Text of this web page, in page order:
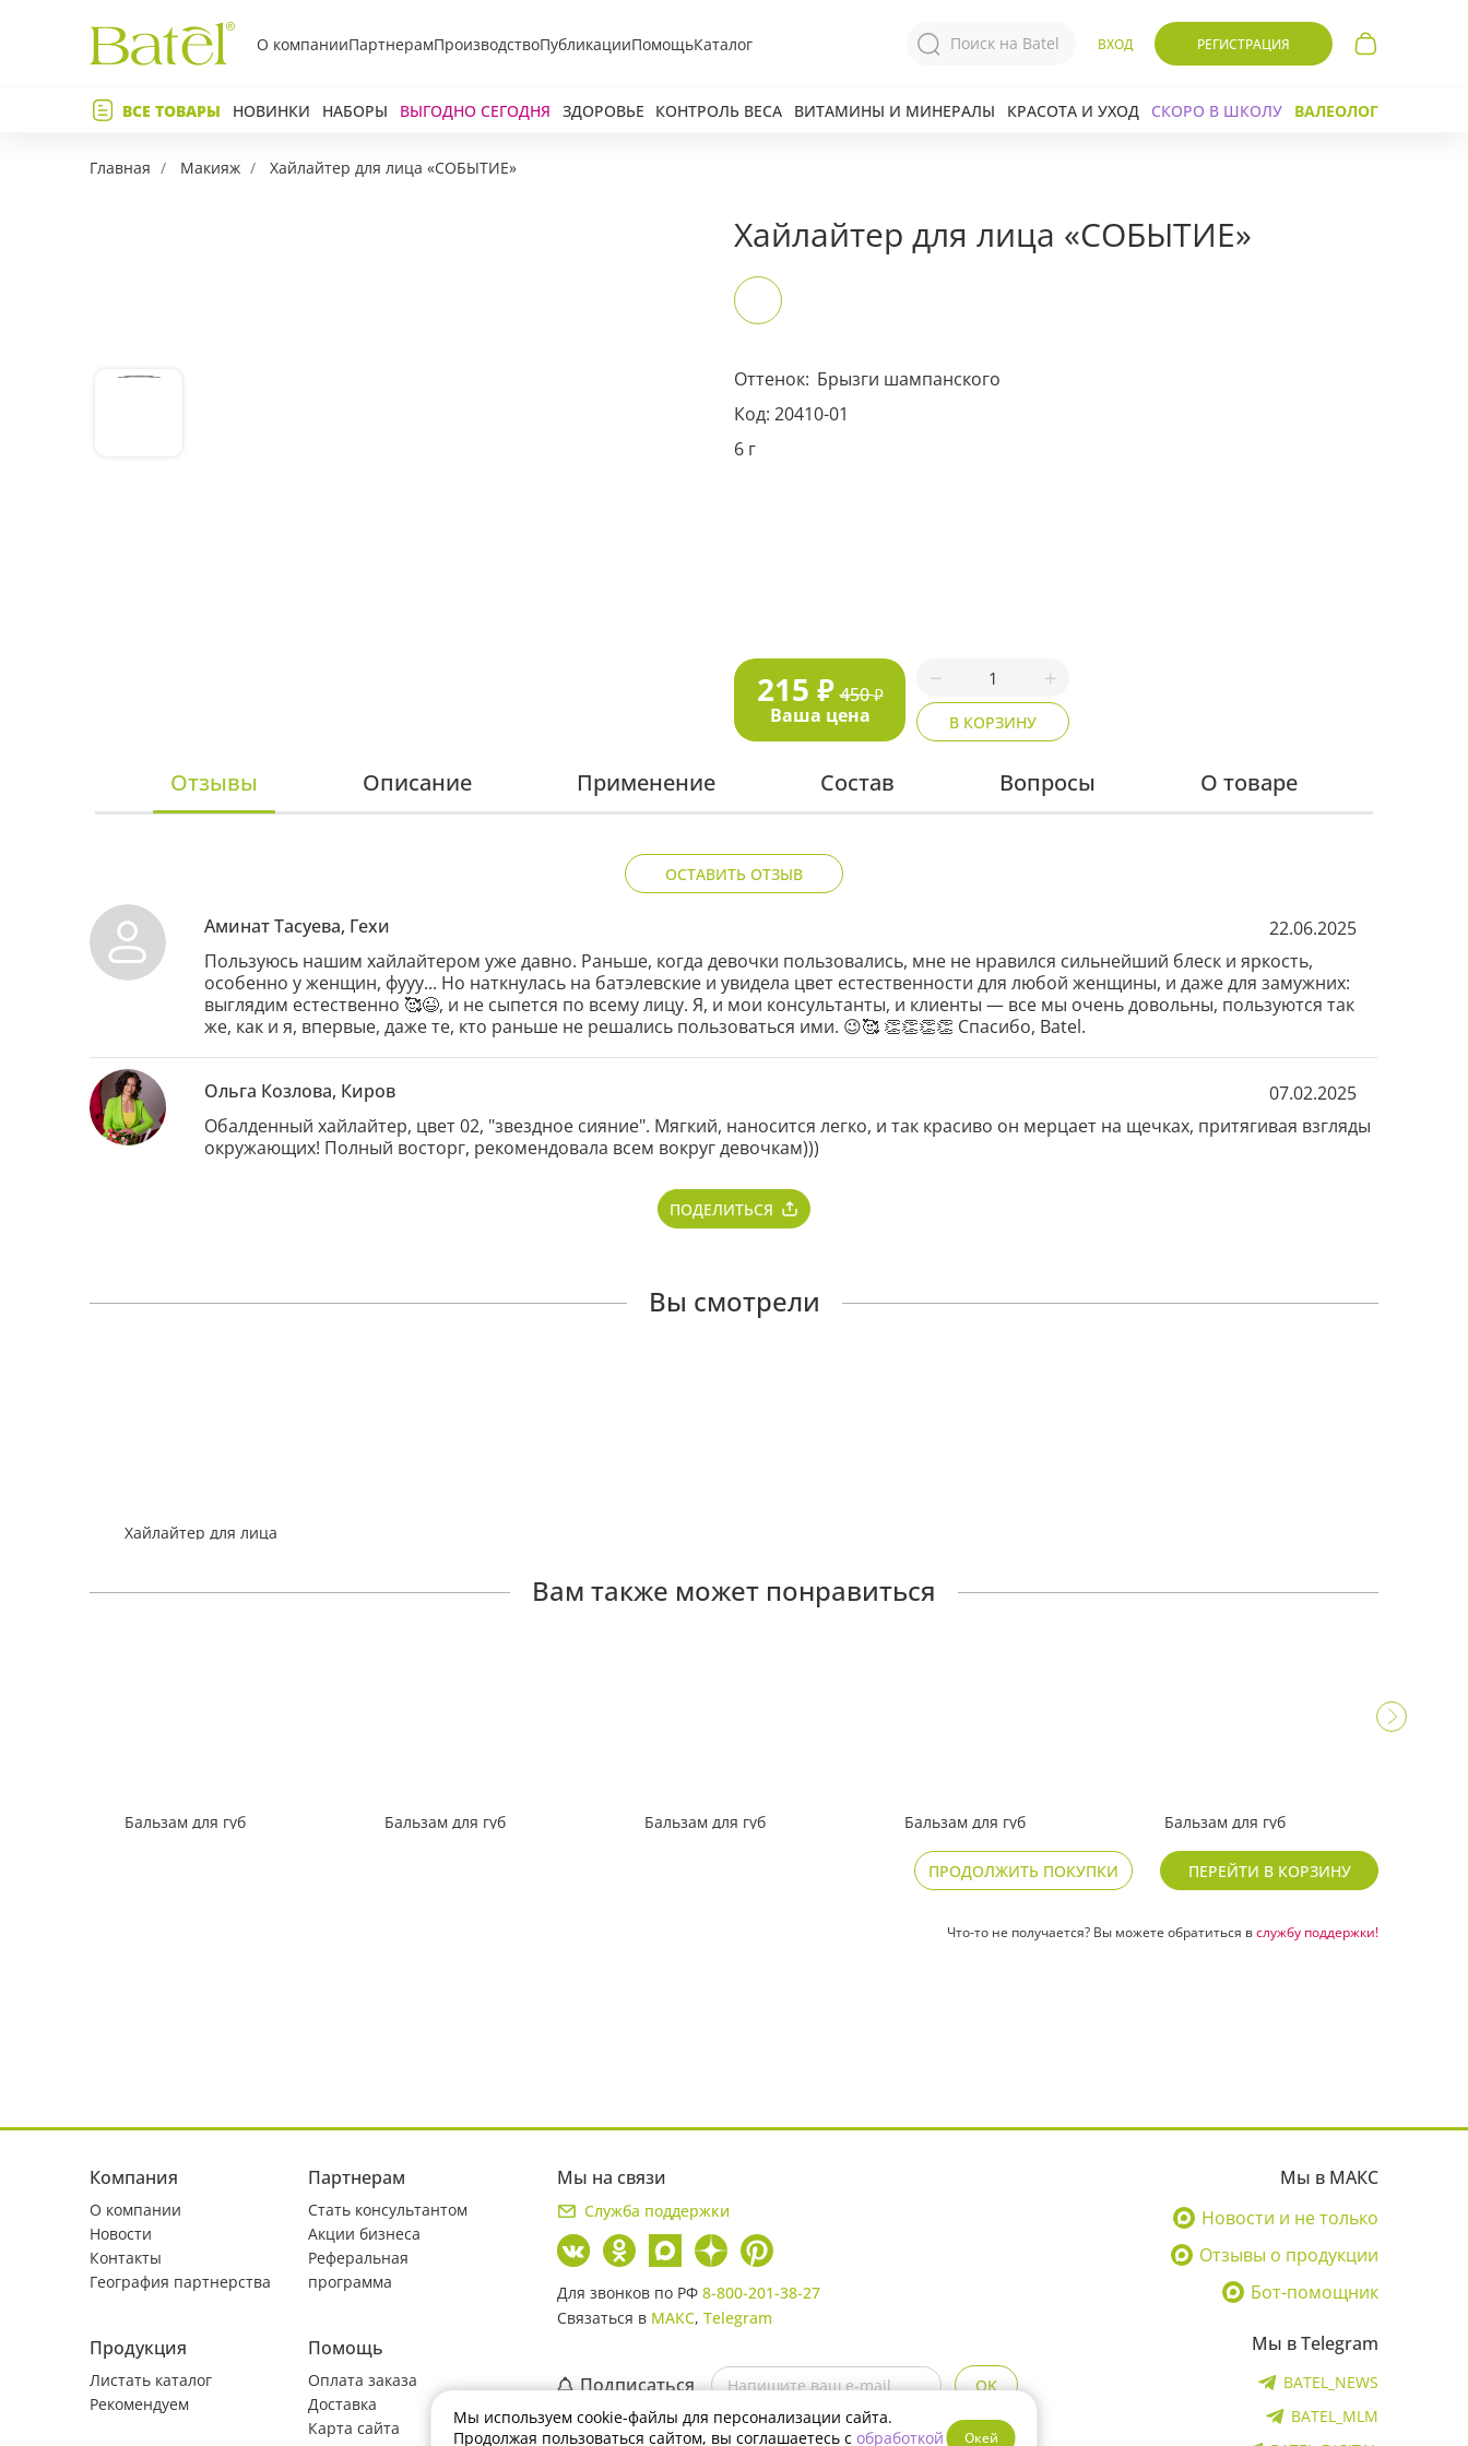
О компанииПартнерамПроизводствоПубликацииПомощьКаталог ВХОД РЕГИСТРАЦИЯ
Телефон
Комментарий
ОСТАВИТЬ ЗАЯВКУ
ВСЕ ТОВАРЫ НОВИНКИ НАБОРЫ ВЫГОДНО СЕГОДНЯ ЗДОРОВЬЕ КОНТРОЛЬ ВЕСА ВИТАМИНЫ И МИНЕРАЛЫ КРАСОТА И УХОД СКОРО В ШКОЛУ ВАЛЕОЛОГ
Главная Макияж Хайлайтер для лица «СОБЫТИЕ»
Хайлайтер для лица «СОБЫТИЕ»
Оттенок: Брызги шампанского
Код: 20410-01
6 г
215 ₽ 450₽
Ваша цена В КОРЗИНУ
Отзывы Описание Применение Состав Вопросы О товаре
ОСТАВИТЬ ОТЗЫВ
Аминат Тасуева, Гехи
22.06.2025
Пользуюсь нашим хайлайтером уже давно. Раньше, когда девочки пользовались, мне не нравился сильнейший блеск и яркость,
особенно у женщин, фууу... Но наткнулась на батэлевские и увидела цвет естественности для любой женщины, и даже для замужних:
выглядим естественно 🥰😉, и не сыпется по всему лицу. Я, и мои консультанты, и клиенты — все мы очень довольны, пользуются так
же, как и я, впервые, даже те, кто раньше не решались пользоваться ими. 😉🥰 👏👏👏👏 Спасибо, Batel.
Ольга Козлова, Киров
07.02.2025
Обалденный хайлайтер, цвет 02, "звездное сияние". Мягкий, наносится легко, и так красиво он мерцает на щечках, притягивая взгляды
окружающих! Полный восторг, рекомендовала всем вокруг девочкам)))
ПОДЕЛИТЬСЯ
Вы смотрели
Хайлайтер для лица
215₽ Вам также может понравиться
Бальзам для губ
Бальзам для губ
Бальзам для губ
Бальзам для губ
129₽
Бальзам для губ
фрутти»
129₽
ПРОДОЛЖИТЬ ПОКУПКИ ПЕРЕЙТИ В КОРЗИНУ
Что-то не получается? Вы можете обратиться вслужбу поддержки!
ОТПРАВИТЬ
и праздничных
Компания
О компании
Новости
Контакты
География партнерства
Партнерам
Стать консультантом
Акции бизнеса
Реферальная
программа
Продукция
Листать каталог
Рекомендуем
Помощь
Оплата заказа
Доставка
Карта сайта
Мы на связи
Служба поддержки
Для звонков по РФ 8-800-201-38-27
Связаться в МАКС, Telegram
Подписаться OK
Скачайте мобильное приложение
Мы в МАКС
Новости и не только
Отзывы о продукции
Бот-помощник
Мы в Telegram
BATEL_NEWS
BATEL_MLM
Мы используем cookie-файлы для персонализации сайта.
Продолжая пользоваться сайтом, вы соглашаетесь с обработкой Окей